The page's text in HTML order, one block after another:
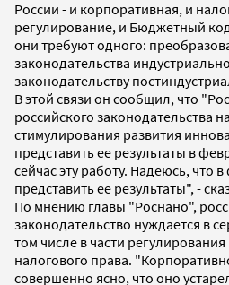
России - и корпоративная, и
регулирование, и Бюджетный
они требуют одного:
законодательства
законодательству
В этой связи он сообщил, что
российского законодательства
стимулирования развития
представить ее результаты в
сейчас эту работу. Надеюсь, что
представить ее результаты", -
По мнению главы "Роснано",
законодательство нуждается в
том числе в части
налогового права.
совершенно ясно, что оно